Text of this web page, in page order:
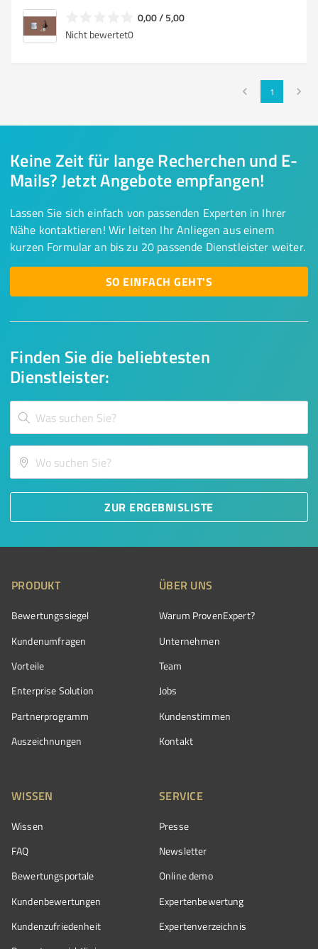
0,00 / 5,00
Nicht bewertet0
1
Finden Sie die beliebtesten
Dienstleister:
ZUR ERGEBNISLISTE
Keine Zeit für lange Recherchen und E-
Mails? Jetzt Angebote empfangen!
Lassen Sie sich einfach von passenden Experten in Ihrer
Nähe kontaktieren! Wir leiten Ihr Anliegen aus einem
kurzen Formular an bis zu 20 passende Dienstleister weiter.
SO EINFACH GEHT'S
PRODUKT
Bewertungssiegel
Kundenumfragen
Vorteile
Enterprise Solution
Partnerprogramm
Auszeichnungen
ÜBER UNS
Warum ProvenExpert?
Unternehmen
Team
Jobs
Kundenstimmen
Kontakt
WISSEN
Wissen
FAQ
Bewertungsportale
Kundenbewertungen
Kundenzufriedenheit
SERVICE
Presse
Newsletter
Online demo
Expertenbewertung
Expertenverzeichnis